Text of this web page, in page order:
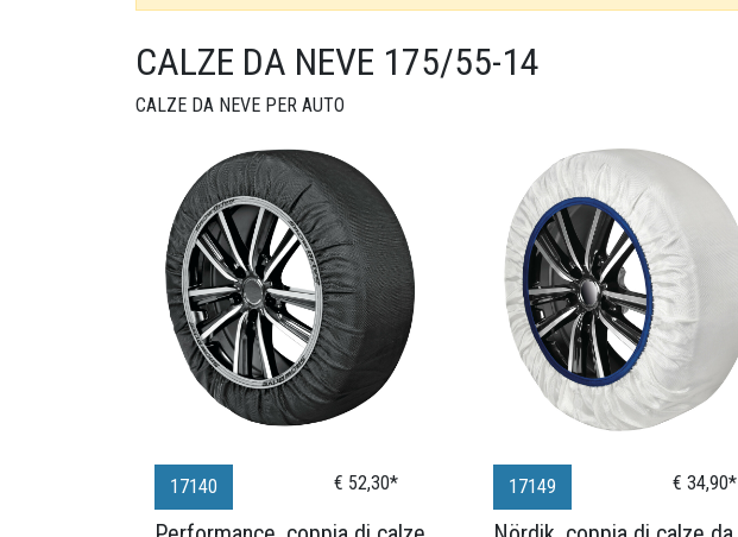
CALZE DA NEVE 175/55-14
CALZE DA NEVE PER AUTO
17140 € 52,30* 17149 € 34,90*